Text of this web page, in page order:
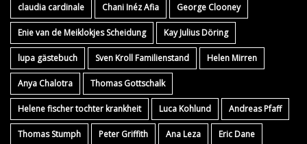
claudia cardinale Chani Inéz Afia George Clooney
Enie van de Meiklokjes Scheidung Kay Julius Döring
lupa gästebuch Sven Kroll Familienstand Helen Mirren
Anya Chalotra Thomas Gottschalk
Helene fischer tochter krankheit Luca Kohlund Andreas Pfaff
Thomas Stumph Peter Griffith Ana Leza Eric Dane